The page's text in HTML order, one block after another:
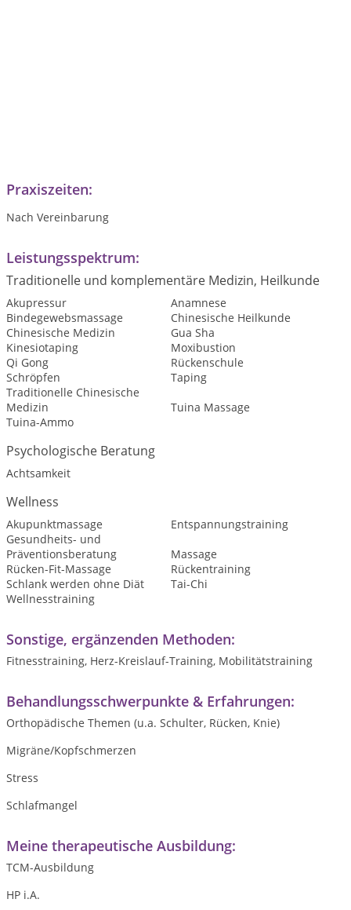
Praxiszeiten:
Nach Vereinbarung
Leistungsspektrum:
Traditionelle und komplementäre Medizin, Heilkunde
Akupressur
Anamnese
Bindegewebsmassage
Chinesische Heilkunde
Chinesische Medizin
Gua Sha
Kinesiotaping
Moxibustion
Qi Gong
Rückenschule
Schröpfen
Taping
Traditionelle Chinesische
Medizin
Tuina Massage
Tuina-Ammo
Psychologische Beratung
Achtsamkeit
Wellness
Akupunktmassage
Entspannungstraining
Gesundheits- und
Präventionsberatung
Massage
Rücken-Fit-Massage
Rückentraining
Schlank werden ohne Diät
Tai-Chi
Wellnesstraining
Sonstige, ergänzenden Methoden:
Fitnesstraining, Herz-Kreislauf-Training, Mobilitätstraining
Behandlungsschwerpunkte & Erfahrungen:
Orthopädische Themen (u.a. Schulter, Rücken, Knie)
Migräne/Kopfschmerzen
Stress
Schlafmangel
Meine therapeutische Ausbildung:
TCM-Ausbildung
HP i.A.